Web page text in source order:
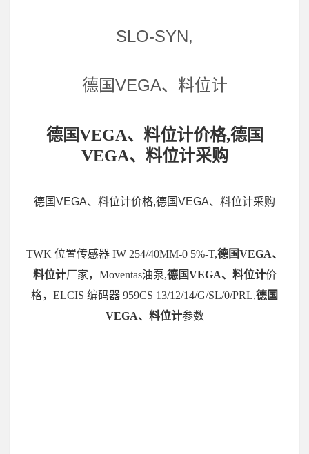
SLO-SYN,
德国VEGA、料位计
德国VEGA、料位计价格,德国
VEGA、料位计采购
德国VEGA、料位计价格,德国VEGA、料位计采购
TWK 位置传感器 IW 254/40MM-0 5%-T,德国VEGA、
料位计厂家，Moventas油泵,德国VEGA、料位计价
格，ELCIS 编码器 959CS 13/12/14/G/SL/0/PRL,德国
VEGA、料位计参数